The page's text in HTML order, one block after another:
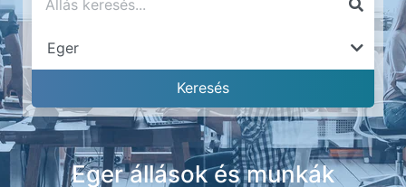
Eger állások és munkák